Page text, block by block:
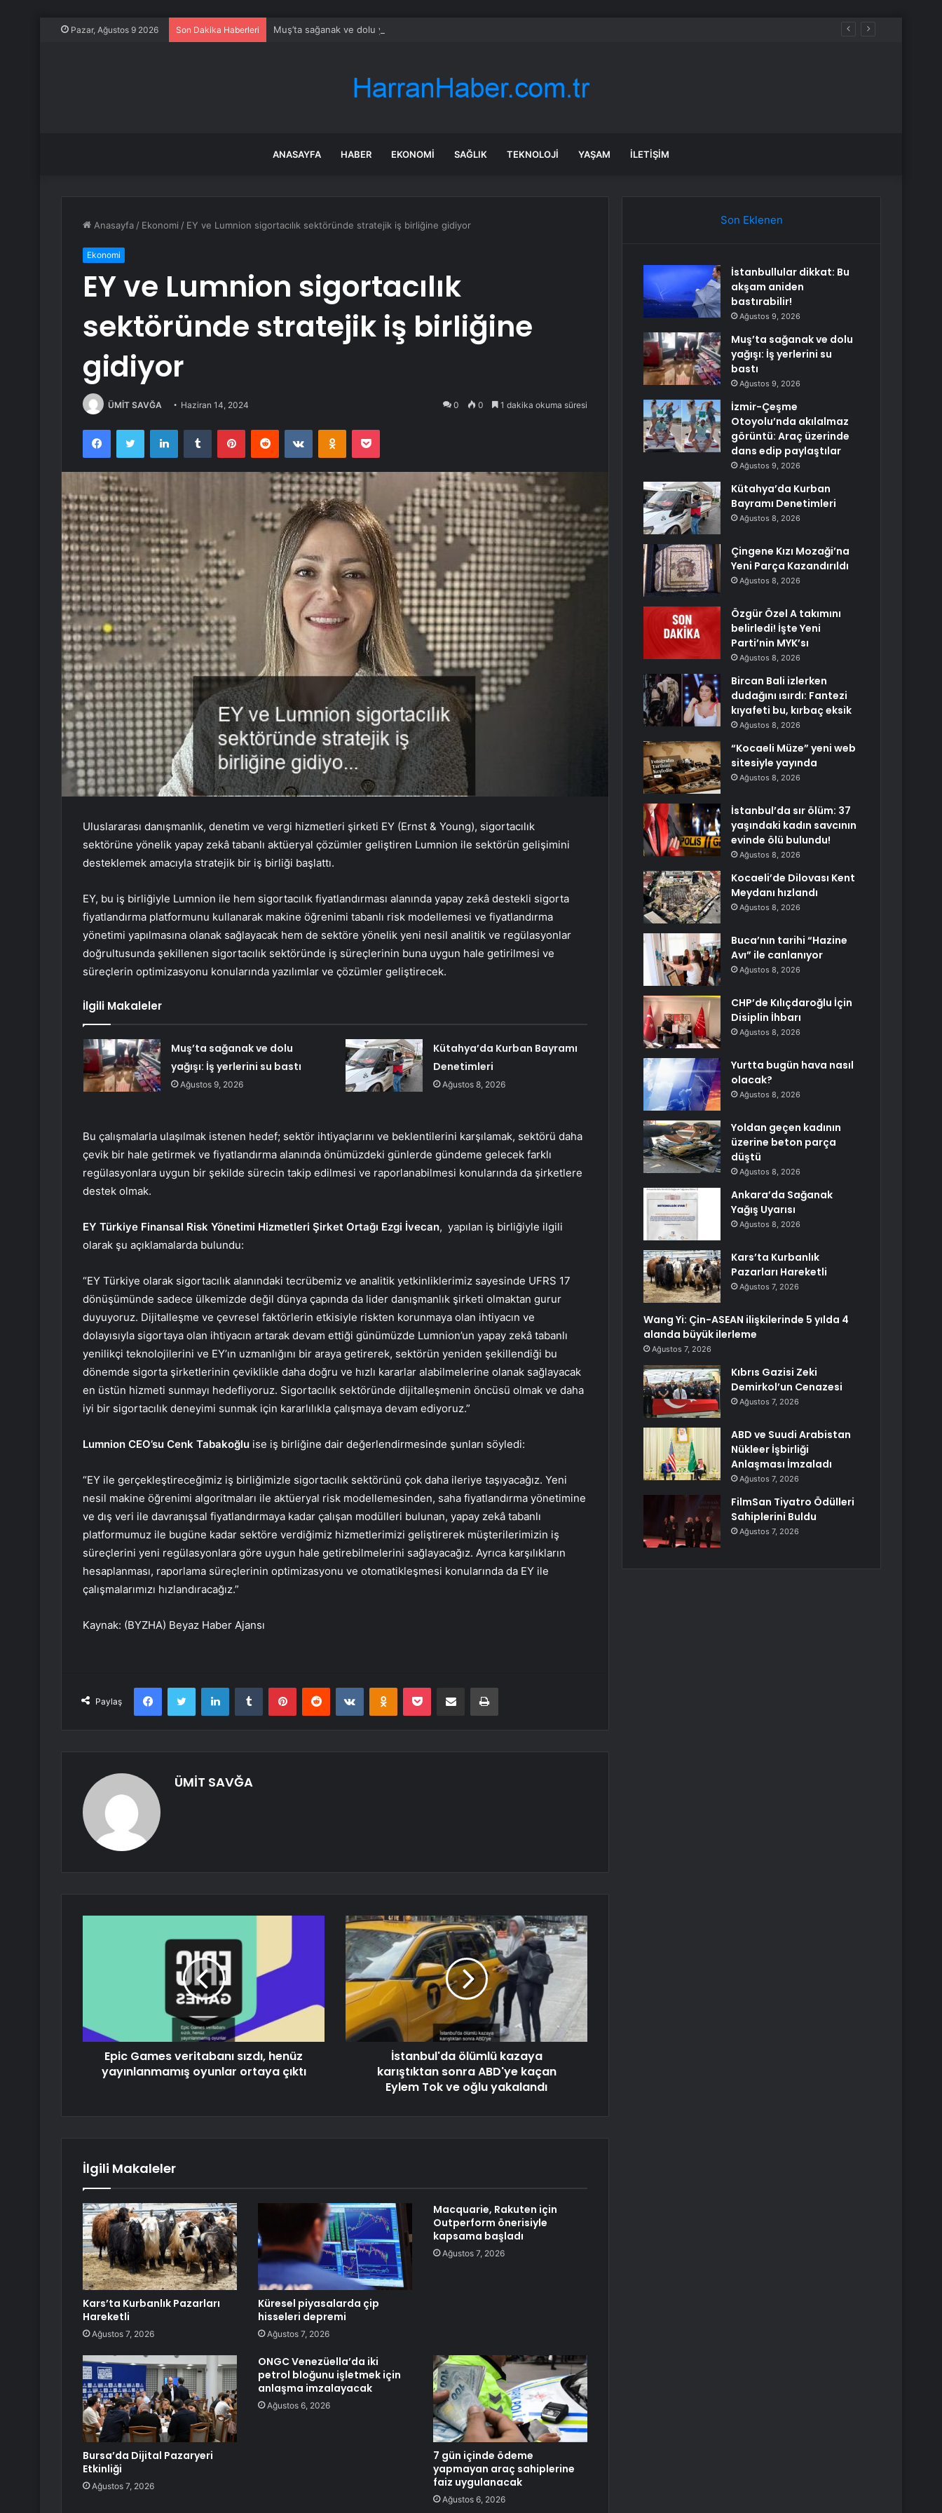
Pazar, Ağustos 9 2026 Son Dakika Haberleri Muş’ta sağanak ve dolu yağışı: İş yerlerini su bastı
ANASAYFA HABER EKONOMI SAĞLIK TEKNOLOJI YAŞAM İLETIŞIM
Anasayfa / Ekonomi / EY ve Lumnion sigortacılık sektöründe stratejik iş birliğine gidiyor
Ekonomi
EY ve Lumnion sigortacılık
sektöründe stratejik iş birliğine
gidiyor
ÜMİT SAVĞA Haziran 14, 2024 0 0 1 dakika okuma süresi
FacebookTwitter LinkedInTumblr PinterestReddit VKontakteOdnoklassniki
Pocket
Uluslararası danışmanlık, denetim ve vergi hizmetleri şirketi EY (Ernst & Young), sigortacılık
sektörüne yönelik yapay zekâ tabanlı aktüeryal çözümler geliştiren Lumnion ile sektörün gelişimini
desteklemek amacıyla stratejik bir iş birliği başlattı.
EY, bu iş birliğiyle Lumnion ile hem sigortacılık fiyatlandırması alanında yapay zekâ destekli sigorta
fiyatlandırma platformunu kullanarak makine öğrenimi tabanlı risk modellemesi ve fiyatlandırma
yönetimi yapılmasına olanak sağlayacak hem de sektöre yönelik yeni nesil analitik ve regülasyonlar
doğrultusunda şekillenen sigortacılık sektöründe iş süreçlerinin buna uygun hale getirilmesi ve
süreçlerin optimizasyonu konularında yazılımlar ve çözümler geliştirecek.
İlgili Makaleler
Muş’ta sağanak ve dolu
yağışı: İş yerlerini su bastı
Ağustos 9, 2026
Kütahya’da Kurban Bayramı
Denetimleri
Ağustos 8, 2026
Bu çalışmalarla ulaşılmak istenen hedef; sektör ihtiyaçlarını ve beklentilerini karşılamak, sektörü daha
çevik bir hale getirmek ve fiyatlandırma alanında önümüzdeki günlerde gündeme gelecek farklı
regülasyonlara uygun bir şekilde sürecin takip edilmesi ve raporlanabilmesi konularında da şirketlere
destek olmak.
EY Türkiye Finansal Risk Yönetimi Hizmetleri Şirket Ortağı Ezgi İvecan, yapılan iş birliğiyle ilgili
olarak şu açıklamalarda bulundu:
“EY Türkiye olarak sigortacılık alanındaki tecrübemiz ve analitik yetkinliklerimiz sayesinde UFRS 17
dönüşümünde sadece ülkemizde değil dünya çapında da lider danışmanlık şirketi olmaktan gurur
duyuyoruz. Dijitalleşme ve çevresel faktörlerin etkisiyle riskten korunmaya olan ihtiyacın ve
dolayısıyla sigortaya olan ihtiyacın artarak devam ettiği günümüzde Lumnion’un yapay zekâ tabanlı
yenilikçi teknolojilerini ve EY’ın uzmanlığını bir araya getirerek, sektörün yeniden şekillendiği bu
dönemde sigorta şirketlerinin çeviklikle daha doğru ve hızlı kararlar alabilmelerine olanak sağlayacak
en üstün hizmeti sunmayı hedefliyoruz. Sigortacılık sektöründe dijitalleşmenin öncüsü olmak ve daha
iyi bir sigortacılık deneyimi sunmak için kararlılıkla çalışmaya devam ediyoruz.”
Lumnion CEO’su Cenk Tabakoğlu ise iş birliğine dair değerlendirmesinde şunları söyledi:
“EY ile gerçekleştireceğimiz iş birliğimizle sigortacılık sektörünü çok daha ileriye taşıyacağız. Yeni
nesil makine öğrenimi algoritmaları ile aktüeryal risk modellemesinden, saha fiyatlandırma yönetimine
ve dış veri ile davranışsal fiyatlandırmaya kadar çalışan modülleri bulunan, yapay zekâ tabanlı
platformumuz ile bugüne kadar sektöre verdiğimiz hizmetlerimizi geliştirerek müşterilerimizin iş
süreçlerini yeni regülasyonlara göre uygun hale getirebilmelerini sağlayacağız. Ayrıca karşılıkların
hesaplanması, raporlama süreçlerinin optimizasyonu ve otomatikleşmesi konularında da EY ile
çalışmalarımızı hızlandıracağız.”
Kaynak: (BYZHA) Beyaz Haber Ajansı
Paylaş
FacebookTwitter LinkedInTumblr PinterestReddit VKontakteOdnoklassniki
Pocket E-Posta ile paylaş Yazdır
ÜMİT SAVĞA
Epic Games veritabanı sızdı, henüz
yayınlanmamış oyunlar ortaya çıktı
İstanbul'da ölümlü kazaya
karıştıktan sonra ABD'ye kaçan
Eylem Tok ve oğlu yakalandı
İlgili Makaleler
Kars’ta Kurbanlık Pazarları
Hareketli
Ağustos 7, 2026
Küresel piyasalarda çip
hisseleri depremi
Ağustos 7, 2026
Macquarie, Rakuten için
Outperform önerisiyle
kapsama başladı
Ağustos 7, 2026
Bursa’da Dijital Pazaryeri
Etkinliği
Ağustos 7, 2026
ONGC Venezüella’da iki
petrol bloğunu işletmek için
anlaşma imzalayacak
Ağustos 6, 2026
7 gün içinde ödeme
yapmayan araç sahiplerine
faiz uygulanacak
Ağustos 6, 2026
Son Eklenen
İstanbullular dikkat: Bu
akşam aniden
bastırabilir!
Ağustos 9, 2026
Muş’ta sağanak ve dolu
yağışı: İş yerlerini su
bastı
Ağustos 9, 2026
İzmir-Çeşme
Otoyolu’nda akılalmaz
görüntü: Araç üzerinde
dans edip paylaştılar
Ağustos 9, 2026
Kütahya’da Kurban
Bayramı Denetimleri
Ağustos 8, 2026
Çingene Kızı Mozaği’na
Yeni Parça Kazandırıldı
Ağustos 8, 2026
Özgür Özel A takımını
belirledi! İşte Yeni
Parti’nin MYK’sı
Ağustos 8, 2026
Bircan Bali izlerken
dudağını ısırdı: Fantezi
kıyafeti bu, kırbaç eksik
Ağustos 8, 2026
“Kocaeli Müze” yeni web
sitesiyle yayında
Ağustos 8, 2026
İstanbul’da sır ölüm: 37
yaşındaki kadın savcının
evinde ölü bulundu!
Ağustos 8, 2026
Kocaeli’de Dilovası Kent
Meydanı hızlandı
Ağustos 8, 2026
Buca’nın tarihi “Hazine
Avı” ile canlanıyor
Ağustos 8, 2026
CHP’de Kılıçdaroğlu İçin
Disiplin İhbarı
Ağustos 8, 2026
Yurtta bugün hava nasıl
olacak?
Ağustos 8, 2026
Yoldan geçen kadının
üzerine beton parça
düştü
Ağustos 8, 2026
Ankara’da Sağanak
Yağış Uyarısı
Ağustos 8, 2026
Kars’ta Kurbanlık
Pazarları Hareketli
Ağustos 7, 2026
Wang Yi: Çin-ASEAN ilişkilerinde 5 yılda 4
alanda büyük ilerleme
Ağustos 7, 2026
Kıbrıs Gazisi Zeki
Demirkol’un Cenazesi
Ağustos 7, 2026
ABD ve Suudi Arabistan
Nükleer İşbirliği
Anlaşması İmzaladı
Ağustos 7, 2026
FilmSan Tiyatro Ödülleri
Sahiplerini Buldu
Ağustos 7, 2026